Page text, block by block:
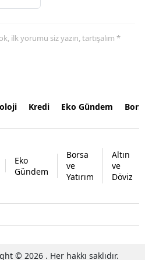
ilk yorumu siz yazın, tartışalım *
Kredi Eko Gündem
Eko
Gündem
Borsa
ve
Yatırım
Altın
ve
Döviz
© 2026 . Her hakkı saklıdır.